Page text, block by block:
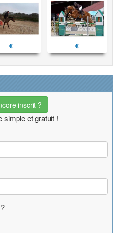
€ €
inscrit ?
simple et gratuit !